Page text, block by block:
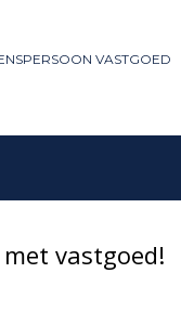
VASTGOED
vastgoed!